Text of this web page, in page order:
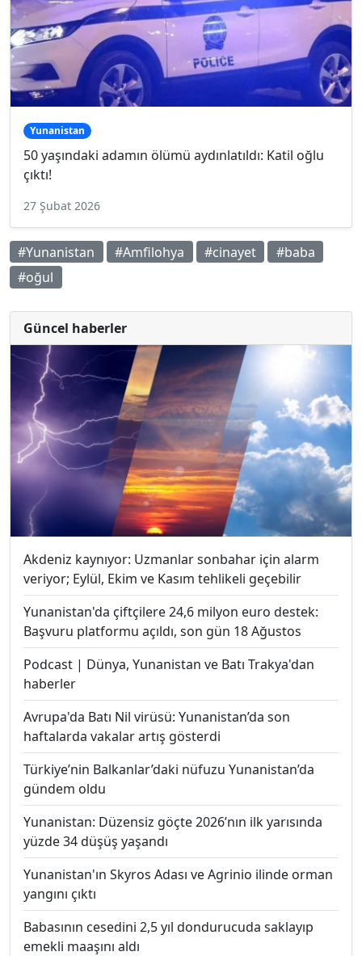
Yunanistan
50 yaşındaki adamın ölümü aydınlatıldı: Katil oğlu
çıktı!
27 Şubat 2026
#Yunanistan #Amfilohya #cinayet
#baba
#oğul
Güncel haberler
Akdeniz kaynıyor: Uzmanlar sonbahar için alarm
veriyor; Eylül, Ekim ve Kasım tehlikeli geçebilir
Yunanistan'da çiftçilere 24,6 milyon euro destek:
Başvuru platformu açıldı, son gün 18 Ağustos
Podcast | Dünya, Yunanistan ve Batı Trakya'dan
haberler
Avrupa'da Batı Nil virüsü: Yunanistan’da son
haftalarda vakalar artış gösterdi
Türkiye’nin Balkanlar’daki nüfuzu Yunanistan’da
gündem oldu
Yunanistan: Düzensiz göçte 2026’nın ilk yarısında
yüzde 34 düşüş yaşandı
Yunanistan'ın Skyros Adası ve Agrinio ilinde orman
yangını çıktı
Babasının cesedini 2,5 yıl dondurucuda saklayıp
emekli maaşını aldı